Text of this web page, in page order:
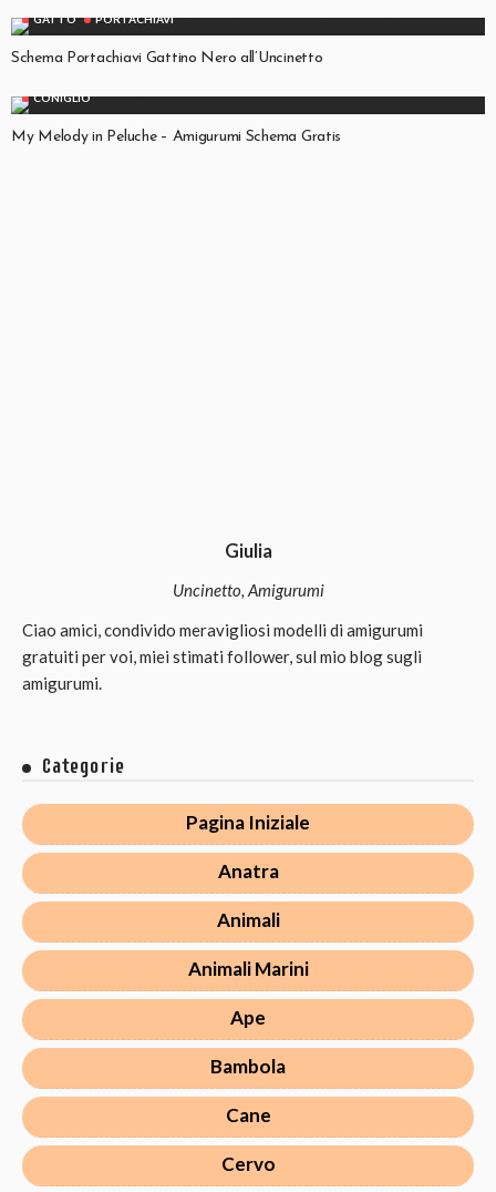
GATTO PORTACHIAVI
Schema Portachiavi Gattino Nero all’Uncinetto
CONIGLIO
My Melody in Peluche – Amigurumi Schema Gratis
Giulia
Uncinetto, Amigurumi
Ciao amici, condivido meravigliosi modelli di amigurumi
gratuiti per voi, miei stimati follower, sul mio blog sugli
amigurumi.
Categorie
Pagina Iniziale
Anatra
Animali
Animali Marini
Ape
Bambola
Cane
Cervo